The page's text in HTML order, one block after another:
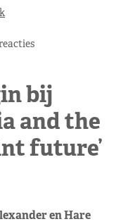
bij
and the
future’
en Hare